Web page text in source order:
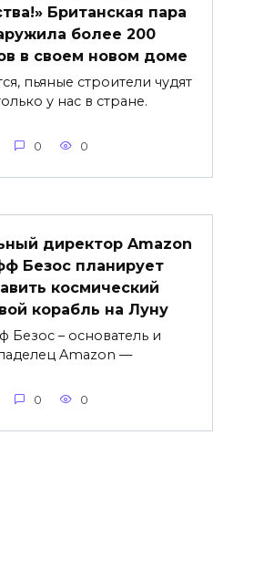
Британская пара
более 200
в своем новом доме
пьяные строители чудят
у нас в стране.
0 0
директор Amazon
Безос планирует
космический
корабль на Луну
Безос – основатель и
Amazon —
0 0